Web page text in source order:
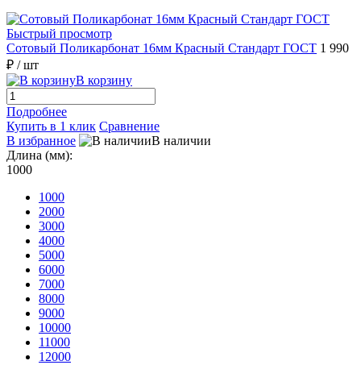
Быстрый просмотр
Сотовый Поликарбонат 16мм Красный Стандарт ГОСТ 1 990
₽ / шт
В корзину
Подробнее
Купить в 1 клик Сравнение
В избранное
В наличии
Длина (мм):
1000
1000
2000
3000
4000
5000
6000
7000
8000
9000
10000
11000
12000